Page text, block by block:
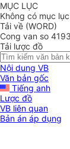
MỤC LỤC
Không có mục lục
Tải về (WORD)
Cong van so
Tải lược đồ
Nội dung VB
Văn bản gốc
Tiếng anh
Lược đồ
VB liên quan
Bản án áp dụng